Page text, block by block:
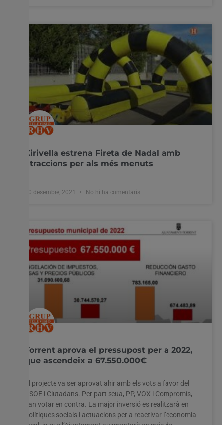
Xirivella estrena Fireta de Nadal amb
atraccions per als més menuts
30 desembre, 2021 No hi ha comentaris
Torrent aprova el pressupost per a 2022,
que ascendeix a 67.550.000€
El projecte va ser aprovat ahir amb els vots a favor del
PSOE i Ciutadans. Per part seua, PP, VOX i Compromís,
van votar en contra. La major inversió es realitzarà en
polítiques socials i actuacions per a reactivar l’economia
Utilitzem cookies al nostre lloc web per oferir-vos